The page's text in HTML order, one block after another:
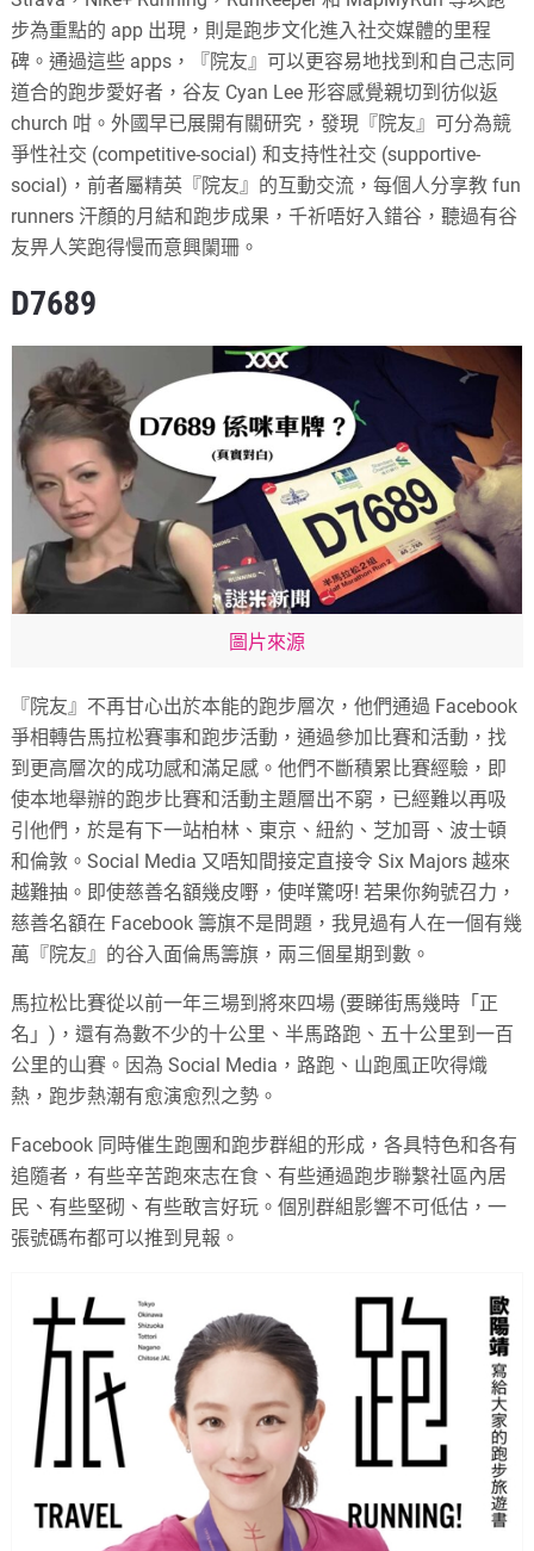
步為重點的 app 出現，則是跑步文化進入社交媒體的里程
碑。通過這些 apps，『院友』可以更容易地找到和自己志同
道合的跑步愛好者，谷友 Cyan Lee 形容感覺親切到彷似返
church 咁。外國早已展開有關研究，發現『院友』可分為競
爭性社交 (competitive-social) 和支持性社交 (supportive-
social)，前者屬精英『院友』的互動交流，每個人分享教 fun
runners 汗顏的月結和跑步成果，千祈唔好入錯谷，聽過有谷
友畀人笑跑得慢而意興闌珊。
D7689
圖片來源
『院友』不再甘心出於本能的跑步層次，他們通過 Facebook
爭相轉告馬拉松賽事和跑步活動，通過參加比賽和活動，找
到更高層次的成功感和滿足感。他們不斷積累比賽經驗，即
使本地舉辦的跑步比賽和活動主題層出不窮，已經難以再吸
引他們，於是有下一站柏林、東京、紐約、芝加哥、波士頓
和倫敦。Social Media 又唔知間接定直接令 Six Majors 越來
越難抽。即使慈善名額幾皮嘢，使咩驚呀! 若果你夠號召力，
慈善名額在 Facebook 籌旗不是問題，我見過有人在一個有幾
萬『院友』的谷入面倫馬籌旗，兩三個星期到數。
馬拉松比賽從以前一年三場到將來四場 (要睇街馬幾時「正
名」)，還有為數不少的十公里、半馬路跑、五十公里到一百
公里的山賽。因為 Social Media，路跑、山跑風正吹得熾
熱，跑步熱潮有愈演愈烈之勢。
Facebook 同時催生跑團和跑步群組的形成，各具特色和各有
追隨者，有些辛苦跑來志在食、有些通過跑步聯繫社區內居
民、有些堅砌、有些敢言好玩。個別群組影響不可低估，一
張號碼布都可以推到見報。